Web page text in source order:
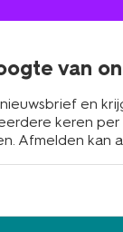
van
en
keren
Afmelden kan